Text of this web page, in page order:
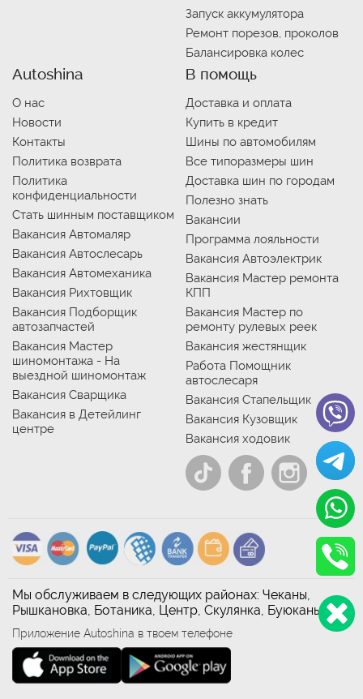
Запуск аккумулятора
Ремонт порезов, проколов
Балансировка колес
Autoshina
О нас
Новости
Контакты
Политика возврата
Политика
конфиденциальности
Стать шинным поставщиком
Вакансия Автомаляр
Вакансия Автослесарь
Вакансия Автомеханика
Вакансия Рихтовщик
Вакансия Подборщик
автозапчастей
Вакансия Мастер
шиномонтажа - На
выездной шиномонтаж
Вакансия Сварщика
Вакансия в Детейлинг
центре
В помощь
Доставка и оплата
Купить в кредит
Шины по автомобилям
Все типоразмеры шин
Доставка шин по городам
Полезно знать
Вакансии
Программа лояльности
Вакансия Автоэлектрик
Вакансия Мастер ремонта
КПП
Вакансия Мастер по
ремонту рулевых реек
Вакансия жестянщик
Работа Помощник
автослесаря
Вакансия Стапельщик
Вакансия Кузовщик
Вакансия ходовик
Мы обслуживаем в следующих районах: Чеканы,
Рышкановка, Ботаника, Центр, Скулянка, Буюканы
Приложение Autoshina в твоем телефоне